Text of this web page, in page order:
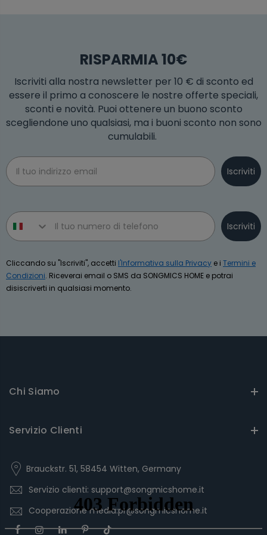
RISPARMIA 10€
Iscriviti alla nostra newsletter per 10 € di sconto ed
essere il primo a conoscere le nostre offerte speciali,
sconti e novità. Puoi ottenere un buono sconto
scegliendone uno qualsiasi, ma i buoni sconto non sono
cumulabili.
Email
Iscriviti
Phone number
Iscriviti
Cliccando su "Iscriviti", accetti l'Informativa sulla Privacy e i Termini e
Condizioni. Riceverai email o SMS da SONGMICS HOME e potrai
disiscriverti in qualsiasi momento.
Chi Siamo
Servizio Clienti
Brauckstr. 51, 58454 Witten, Germany
Servizio clienti: support@songmicshome.it
Cooperazione media:pr@songmicshome.it